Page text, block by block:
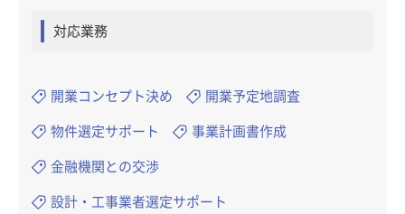
対応業務
開業コンセプト決め 開業予定地調査
物件選定サポート 事業計画書作成
金融機関との交渉
設計・工事業者選定サポート